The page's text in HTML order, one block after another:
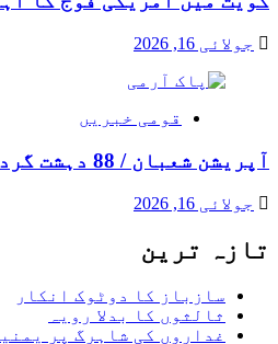
جولائی 16, 2026
قومی خبریں
آپریشن شعبان / 88 دہشت گرد ہلاک
جولائی 16, 2026
تازہ ترین
سازباز کا دوٹوک انکار
ثالثوں کا بدلا رویہ
غداروں کی شاہرگ پر